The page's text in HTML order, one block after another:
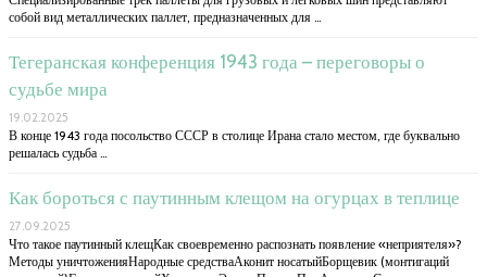
собой вид металлических паллет, предназначенных для …
Тегеранская конференция 1943 года – переговоры о
судьбе мира
19.02.2025
В конце 1943 года посольство СССР в столице Ирана стало местом, где буквально
решалась судьба …
Как бороться с паутинным клещом на огурцах в теплице
27.09.2025
Что такое паутинный клещКак своевременно распознать появление «неприятеля»?
Методы уничтоженияНародные средстваАконит носатыйБорщевик (монтигаций